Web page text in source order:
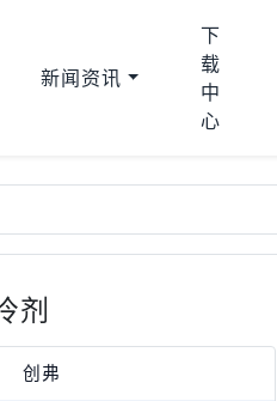
新闻资讯
下
载
中
心
剂
创弗